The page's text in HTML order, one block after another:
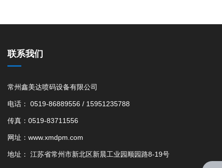
联系我们
常州鑫美达喷码设备有限公司
电话： 0519-86889556 / 15951235788
传真：0519-83711556
网址：www.xmdpm.com
地址： 江苏省常州市新北区新晨工业园顺园路8-19号